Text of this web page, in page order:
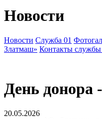
Новости
Новости Служба 01
Златмаш» Контакты службы
День донора
20.05.2026